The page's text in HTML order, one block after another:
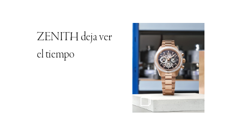
ZENITH deja ver
el tiempo